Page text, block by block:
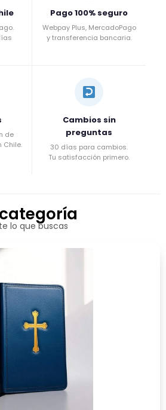
Pago 100% seguro
Webpay Plus, MercadoPago
y transferencia bancaria.
de
Chile.
Cambios sin
preguntas
30 días para cambios.
Tu satisfacción primero.
lo que buscas